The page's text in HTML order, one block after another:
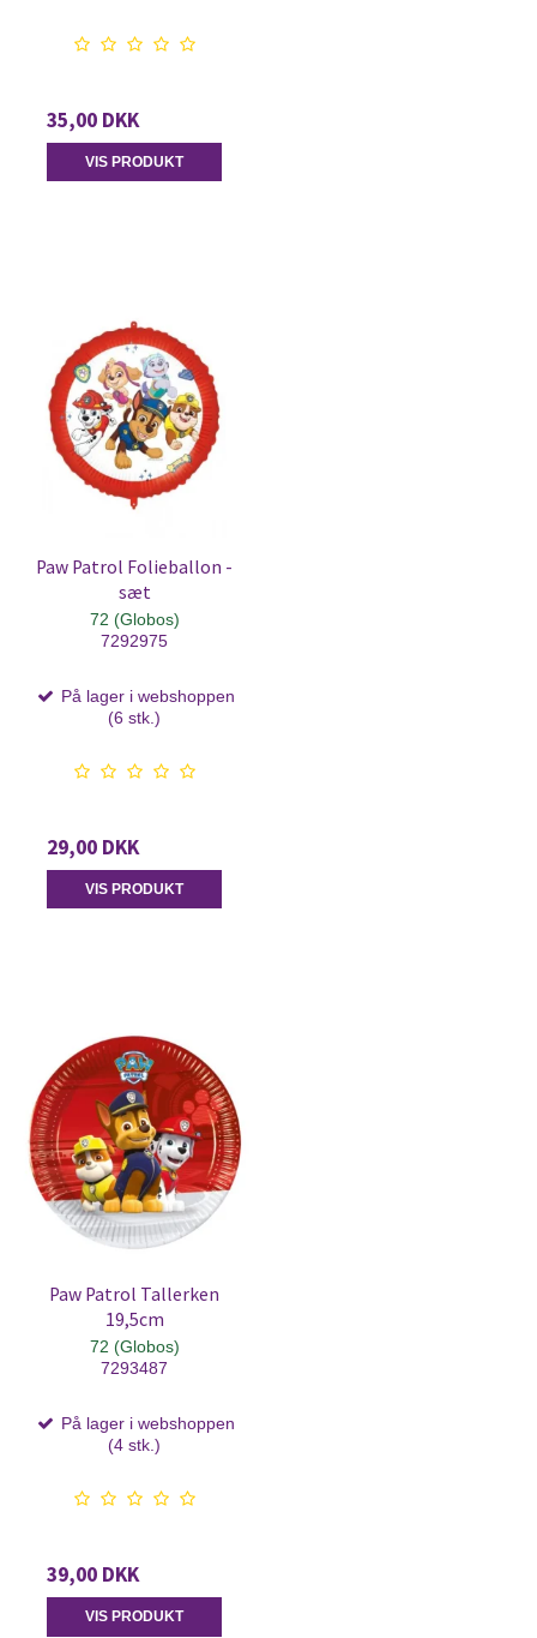
35,00 DKK
VIS PRODUKT
Paw Patrol Folieballon -
sæt
72 (Globos)
7292975
På lager i webshoppen
(6 stk.)
29,00 DKK
VIS PRODUKT
Paw Patrol Tallerken
19,5cm
72 (Globos)
7293487
På lager i webshoppen
(4 stk.)
39,00 DKK
VIS PRODUKT